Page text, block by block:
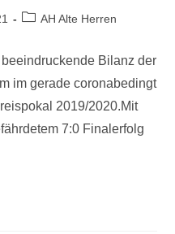
AH Alte Herren
Bilanz der
im gerade coronabedingt
2019/2020.Mit
7:0 Finalerfolg